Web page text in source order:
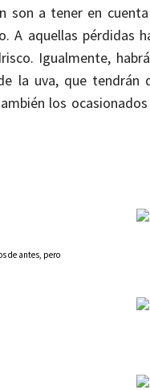
son a tener en
A aquellas pérdidas
Igualmente,
la uva, que
los
de antes, pero